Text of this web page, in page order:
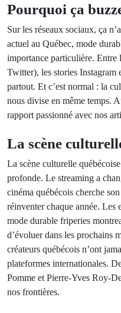
Pourquoi ça
Sur les réseaux sociaux, ça
actuel au Québec, mode
importance particulière. Entre
Twitter), les stories Instagram
partout. Et c’est normal : la
nous divise en même temps.
rapport passionné avec nos
La scène
La scène culturelle
profonde. Le streaming a
cinéma québécois cherche
réinventer chaque année. Les
mode durable friperies
d’évoluer dans les prochains
créateurs québécois n’ont
plateformes internationales.
Pomme et Pierre-Yves Roy-
nos frontières.